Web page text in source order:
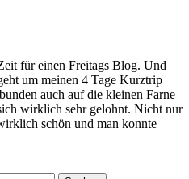
für einen Freitags Blog. Und
um meinen 4 Tage Kurztrip
auch auf die kleinen Farne
wirklich sehr gelohnt. Nicht nur
schön und man konnte